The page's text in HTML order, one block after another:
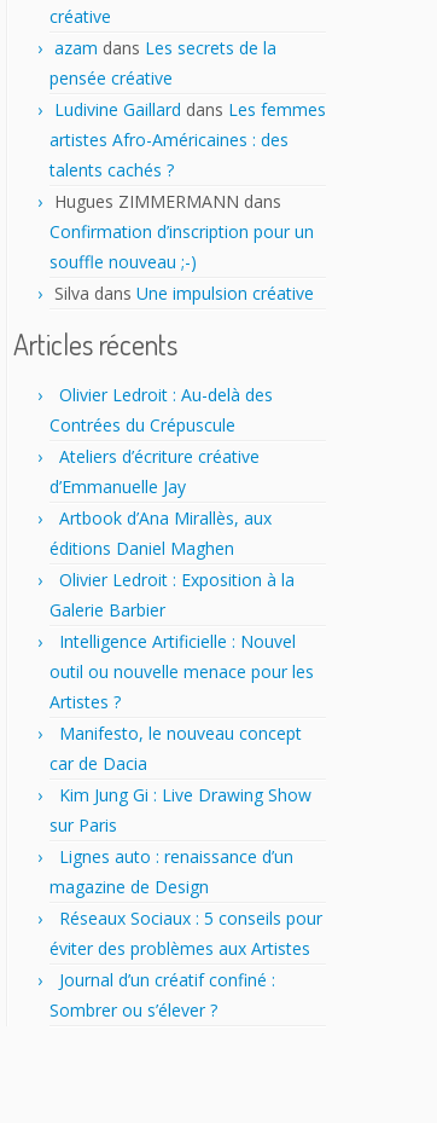
créative
azam dans Les secrets de la
pensée créative
Ludivine Gaillard dans Les femmes
artistes Afro-Américaines : des
talents cachés ?
Hugues ZIMMERMANN dans
Confirmation d’inscription pour un
souffle nouveau ;-)
Silva dans Une impulsion créative
Articles récents
Olivier Ledroit : Au-delà des
Contrées du Crépuscule
Ateliers d’écriture créative
d’Emmanuelle Jay
Artbook d’Ana Mirallès, aux
éditions Daniel Maghen
Olivier Ledroit : Exposition à la
Galerie Barbier
Intelligence Artificielle : Nouvel
outil ou nouvelle menace pour les
Artistes ?
Manifesto, le nouveau concept
car de Dacia
Kim Jung Gi : Live Drawing Show
sur Paris
Lignes auto : renaissance d’un
magazine de Design
Réseaux Sociaux : 5 conseils pour
éviter des problèmes aux Artistes
Journal d’un créatif confiné :
Sombrer ou s’élever ?